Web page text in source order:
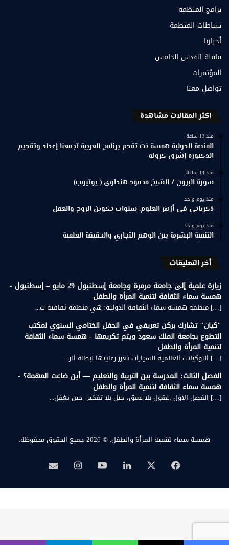
برامج المنظمة
نشاطات المنظمة
أخبارنا
قافلة القدس الخامس
المؤتمرات
تواصل معنا
اكثر المقالات مشاهدة
منذ 13 ساعة
المنصة الدولية همسة نت تقدم برنامج العربية تجمعنا إعداد وتقديم
الدكتورة إشرق كرونه
منذ 14 ساعة
سورة البروج / الشيخ محمود هنداوي ( يوتيوب)
منذ يوم واحد
ذكرياتي في أزهر العلوم: سنوات تكوين الروح والعقل
منذ يوم واحد
التنمية البشرية بين الوهم التجاري والحقيقة العلمية
أخر التعليقات
زيارة علمية إلى جامعة مرمرة وجامعة إسطنبول 29 مايو – إسطنبول -
همسة سماء الثقافة لتنمية المرأة والطفل
[…] منظمة همسة سماء الثقافة الدولية: هي منظمة ثقافية ت...
"كيان" تشارك بركن تعريفي في الحفل الختامي السنوي لمكتب
التطوع بجامعة الملك سعود ويتم تكريمها - همسة سماء الثقافة
لتنمية المرأة والطفل
[…] التوكيلات العالمية للسيارات تعزز رعايتها لبطلة الر...
الفصل الثالث: المدرسة بين التربية والتعليم — أين ضاعت المهمة؟ -
همسة سماء الثقافة لتنمية المرأة والطفل
[…] الفصل الاول :عقول بلا عمق، جيل بلا تفكير- حين يغفل...
همسة سماء لتنمية المرأة والطفل. © 2026 جميع الحقوق محفوظة.
فيسبوك لينكدإن‫YouTubeانستقرامبريد
همسة